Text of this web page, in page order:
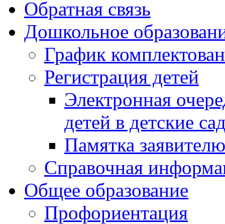
Обратная связь
Дошкольное
График
Регистрация детей
Электронная
детей в детские
Памятка заявителю
Справочная
Общее образование
Профориентация